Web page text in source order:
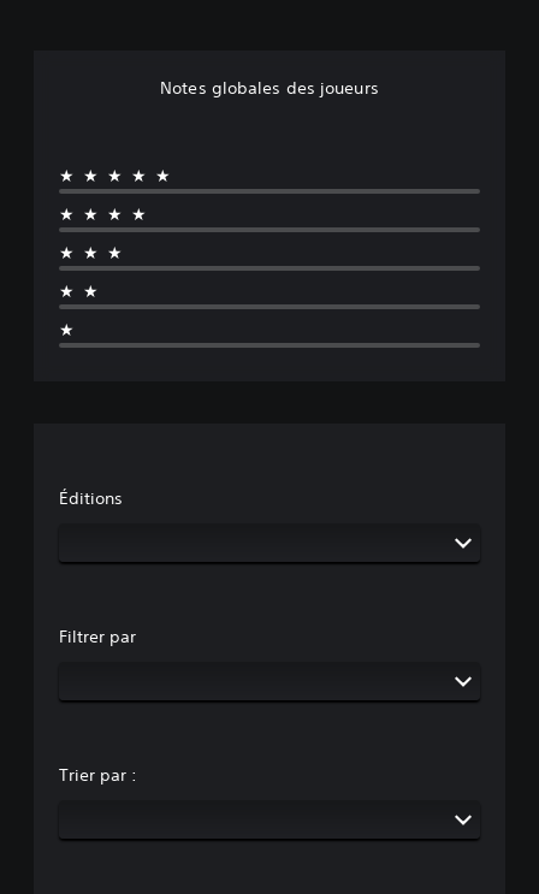
Notes globales des joueurs
★★★★★
★★★★
★★★
★★
★
Éditions
Filtrer par
Trier par :